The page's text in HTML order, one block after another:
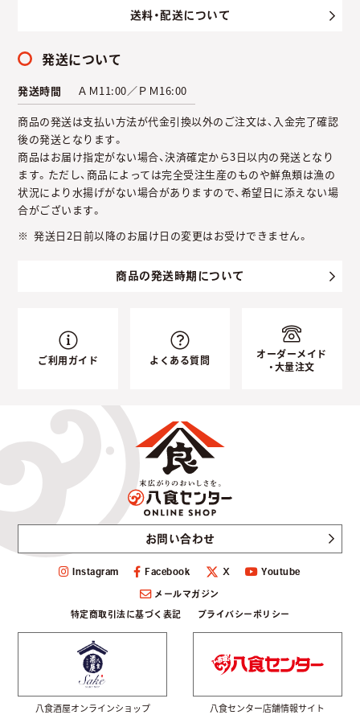
送料・配送について
発送について
発送時間
ＡＭ11:00／ＰＭ16:00
商品の発送は支払い方法が代金引換以外のご注文は、入金完了確認
後の発送となります。
商品はお届け指定がない場合、決済確定から3日以内の発送となり
ます。ただし、商品によっては完全受注生産のものや鮮魚類は漁の
状況により水揚げがない場合がありますので、希望日に添えない場
合がございます。
発送日2日前以降のお届け日の変更はお受けできません。
商品の発送時期について
ご利用ガイド よくある質問
オーダーメイド
・大量注文
お問い合わせ
Instagram Facebook Ｘ Youtube
メールマガジン
特定商取引法に基づく表記 プライバシーポリシー
八食酒屋オンラインショップ 八食センター店舗情報サイト